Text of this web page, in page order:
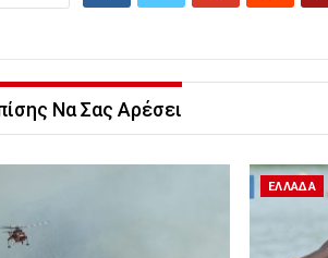
Να Σας Αρέσει
ΕΛΛΑΔΑ